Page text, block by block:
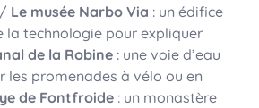
Le musée Narbo Via : un édifice
la technologie pour expliquer
de la Robine : une voie d’eau
les promenades à vélo ou en
de Fontfroide : un monastère